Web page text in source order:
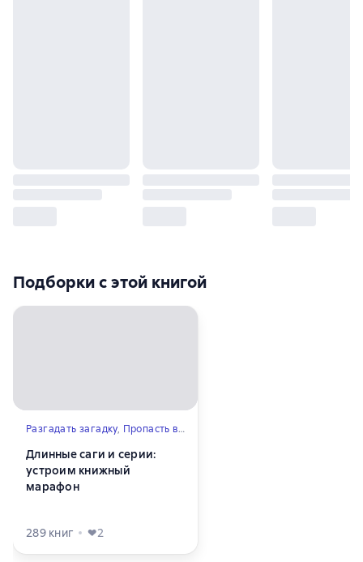
Подборки с этой книгой
Разгадать загадку, Пропасть в книге
Длинные саги и серии:
устроим книжный
марафон
289 книг 2